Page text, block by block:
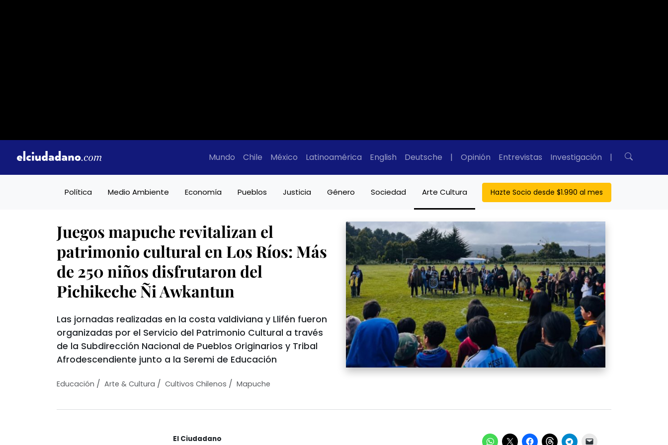
Mundo Chile México Latinoamérica English Deutsche | Opinión Entrevistas Investigación |
Política Medio Ambiente Economía Pueblos Justicia Género Sociedad Arte Cultura Hazte Socio desde $1.990 al mes
Juegos mapuche revitalizan el
patrimonio cultural en Los Ríos: Más
de 250 niños disfrutaron del
Pichikeche Ñi Awkantun
Las jornadas realizadas en la costa valdiviana y Llifén fueron
organizadas por el Servicio del Patrimonio Cultural a través
de la Subdirección Nacional de Pueblos Originarios y Tribal
Afrodescendiente junto a la Seremi de Educación
Educación / Arte & Cultura / Cultivos Chilenos / Mapuche
El Ciudadano